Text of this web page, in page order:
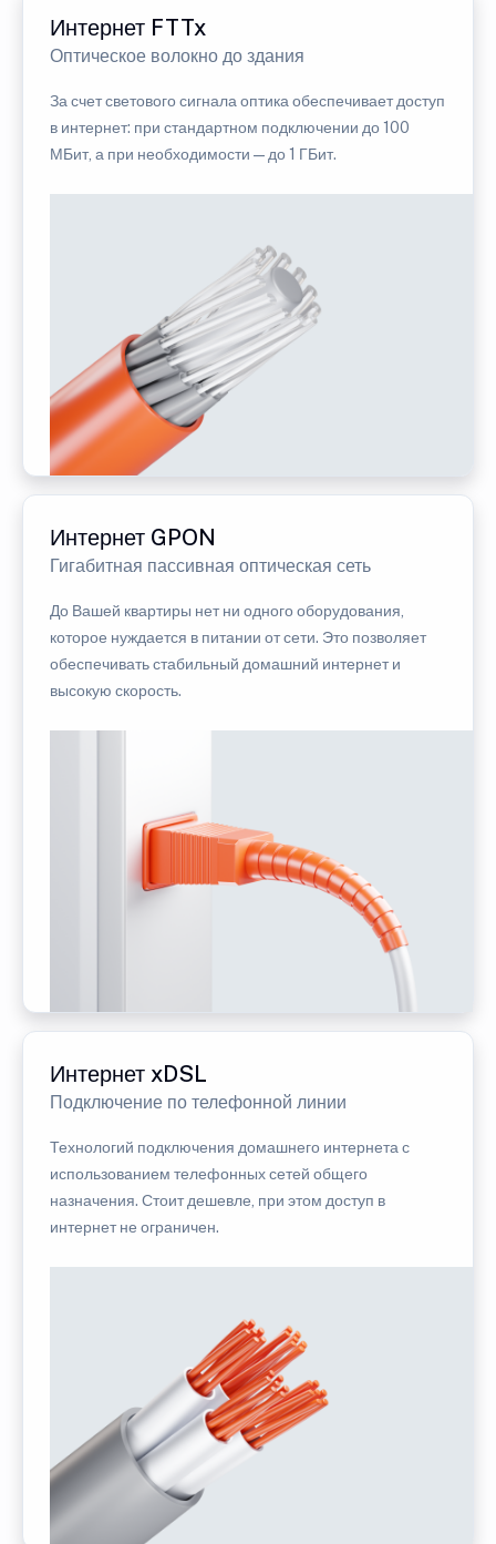
Интернет FTTx
Оптическое волокно до здания
За счет светового сигнала оптика обеспечивает доступ
в интернет: при стандартном подключении до 100
МБит, а при необходимости — до 1 ГБит.
Интернет GPON
Гигабитная пассивная оптическая сеть
До Вашей квартиры нет ни одного оборудования,
которое нуждается в питании от сети. Это позволяет
обеспечивать стабильный домашний интернет и
высокую скорость.
Интернет xDSL
Подключение по телефонной линии
Технологий подключения домашнего интернета с
использованием телефонных сетей общего
назначения. Стоит дешевле, при этом доступ в
интернет не ограничен.